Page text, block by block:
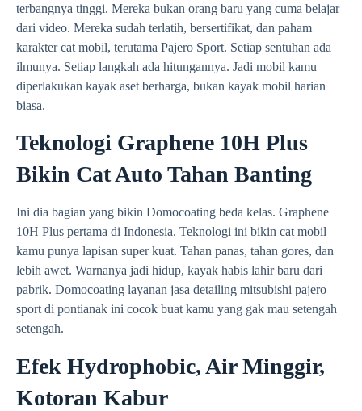
terbangnya tinggi. Mereka bukan orang baru yang cuma belajar
dari video. Mereka sudah terlatih, bersertifikat, dan paham
karakter cat mobil, terutama Pajero Sport. Setiap sentuhan ada
ilmunya. Setiap langkah ada hitungannya. Jadi mobil kamu
diperlakukan kayak aset berharga, bukan kayak mobil harian
biasa.
Teknologi Graphene 10H Plus
Bikin Cat Auto Tahan Banting
Ini dia bagian yang bikin Domocoating beda kelas. Graphene
10H Plus pertama di Indonesia. Teknologi ini bikin cat mobil
kamu punya lapisan super kuat. Tahan panas, tahan gores, dan
lebih awet. Warnanya jadi hidup, kayak habis lahir baru dari
pabrik. Domocoating layanan jasa detailing mitsubishi pajero
sport di pontianak ini cocok buat kamu yang gak mau setengah
setengah.
Efek Hydrophobic, Air Minggir,
Kotoran Kabur